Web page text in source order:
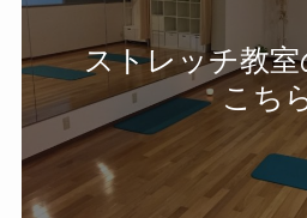
ストレッチ教
こち